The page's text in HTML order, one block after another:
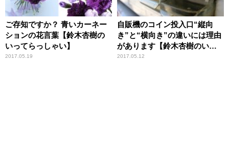
ご存知ですか？ 青いカーネー
ションの花言葉【鈴木杏樹の
いってらっしゃい】
2017.05.19
自販機のコイン投入口“縦向
き”と“横向き”の違いには理由
があります【鈴木杏樹のいっ
てらっしゃい】
2017.05.12